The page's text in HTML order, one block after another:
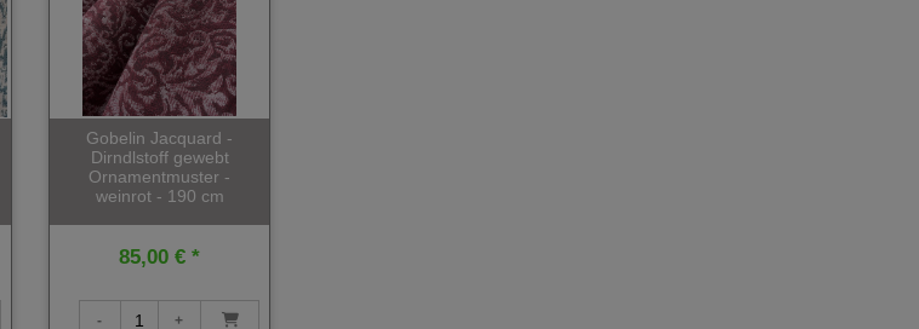
Gobelin Jacquard -
Dirndlstoff gewebt
Ornamentmuster -
weinrot - 190 cm
85,00 € *